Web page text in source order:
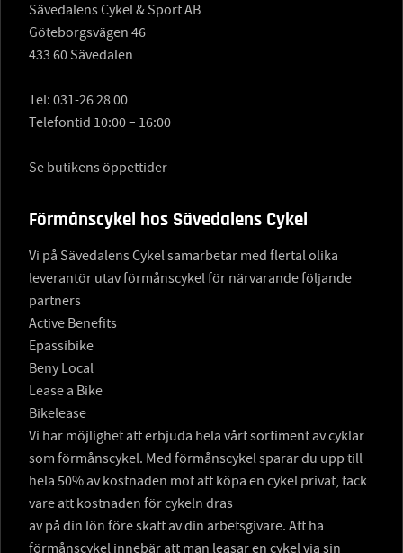
Sävedalens Cykel & Sport AB
Göteborgsvägen 46
433 60 Sävedalen
Tel: 031-26 28 00
Telefontid 10:00 – 16:00
Se butikens öppettider
Förmånscykel hos Sävedalens Cykel
Vi på Sävedalens Cykel samarbetar med flertal olika
leverantör utav förmånscykel för närvarande följande
partners
Active Benefits
Epassibike
Beny Local
Lease a Bike
Bikelease
Vi har möjlighet att erbjuda hela vårt sortiment av cyklar
som förmånscykel. Med förmånscykel sparar du upp till
hela 50% av kostnaden mot att köpa en cykel privat, tack
vare att kostnaden för cykeln dras
av på din lön före skatt av din arbetsgivare. Att ha
förmånscykel innebär att man leasar en cykel via sin